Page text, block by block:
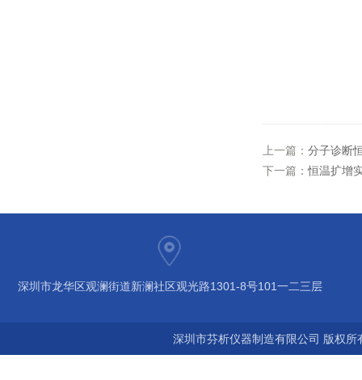
上一篇： 分子诊断
下一篇：恒温扩增
深圳市龙华区观澜街道新澜社区观光路1301-8号101一二三层
深圳市芬析仪器制造有限公司 版权